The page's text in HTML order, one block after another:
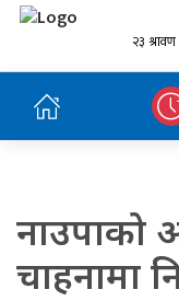
२३
नाउपाको
चाहनामा